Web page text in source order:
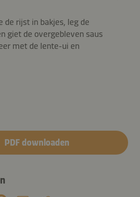
de rijst in bakjes, leg de
giet de overgebleven saus
met de lente-ui en
PDF downloaden